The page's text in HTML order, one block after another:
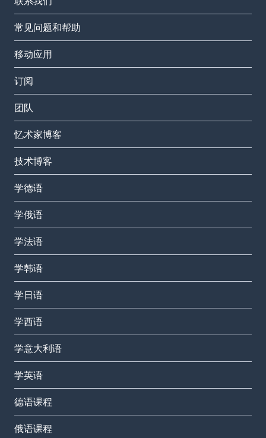
常见问题和帮助
移动应用
订阅
团队
忆术家博客
技术博客
学德语
学俄语
学法语
学韩语
学日语
学西语
学意大利语
学英语
德语课程
俄语课程